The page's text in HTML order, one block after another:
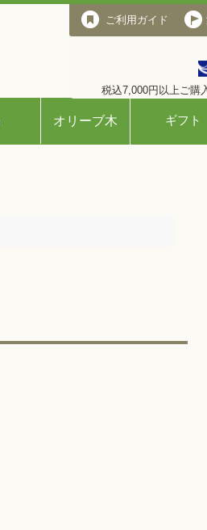
ご利用ガイド
税込7,000円以上ご購
オリーブ木 ギフト
ご利用ガイド